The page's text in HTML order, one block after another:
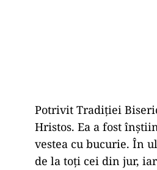
Potrivit Tradiției
Hristos. Ea a fost
vestea cu bucurie. În
de la toți cei din jur,